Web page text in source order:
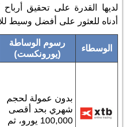
لديها القدرة على تحقيق أرباح
أدناه للعثور على أفضل وسيط
الوسطاء
رسوم الوساطة
(يورونكست)
بدون عمولة لحجم
شهري بحد أقصى
100,000 يورو، ثم